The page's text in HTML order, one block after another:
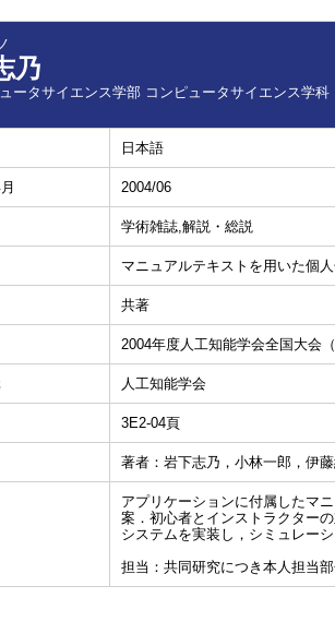
乃
ータサイエンス学部 コンピュータサイエンス学科
日本語
2004/06
学術雑誌,解説・総説
マニュアルテキストを用いた個
共著
2004年度人工知能学会全国大会
人工知能学会
3E2-04頁
著者：岩下志乃，小林一郎，伊
アプリケーションに付属したマ
案．初心者とインストラクター
システムを実装し，シミュレー
担当：共同研究につき本人担当